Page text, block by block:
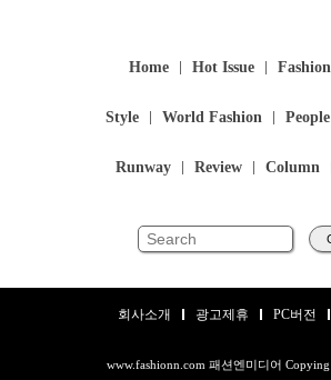
Home Hot Issue
Style World Fashion People
Runway Review Column
회사소개 광고제휴 PC버전
www.fashionn.com 패션엔미디어